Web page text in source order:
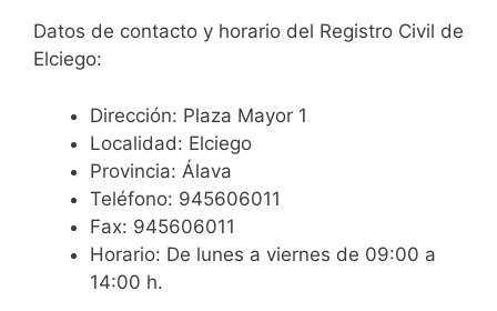
Datos de contacto y horario del Registro Civil de
Elciego:
Dirección: Plaza Mayor 1
Localidad: Elciego
Provincia: Álava
Teléfono: 945606011
Fax: 945606011
Horario: De lunes a viernes de 09:00 a
14:00 h.